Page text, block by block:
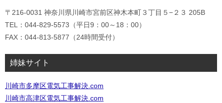
〒216-0031 神奈川県川崎市宮前区神木本町３丁目５−２３ 205B
TEL：044-829-5573（平日9：00～18：00）
FAX：044-813-5877（24時間受付）
姉妹サイト
川崎市多摩区電気工事解決.com
川崎市高津区電気工事解決.com